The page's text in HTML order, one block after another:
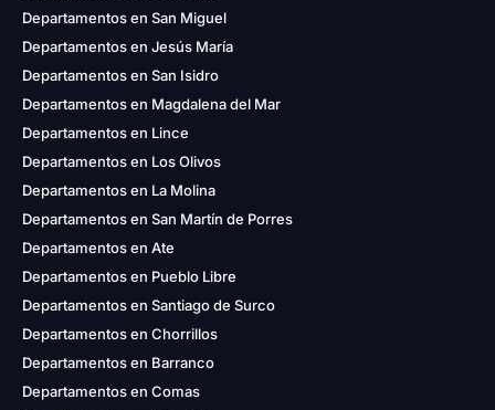
Departamentos en San Miguel
Departamentos en Jesús María
Departamentos en San Isidro
Departamentos en Magdalena del Mar
Departamentos en Lince
Departamentos en Los Olivos
Departamentos en La Molina
Departamentos en San Martín de Porres
Departamentos en Ate
Departamentos en Pueblo Libre
Departamentos en Santiago de Surco
Departamentos en Chorrillos
Departamentos en Barranco
Departamentos en Comas